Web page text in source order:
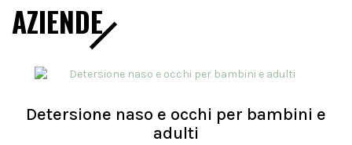
AZIENDE
Detersione naso e occhi per bambini e
adulti